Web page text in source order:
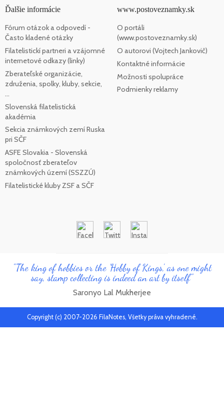
Ďalšie informácie
Fórum otázok a odpovedí -
Často kladené otázky
Filatelistickí partneri a vzájomné
internetové odkazy (linky)
Zberateľské organizácie,
združenia, spolky, kluby, sekcie,
...
Slovenská filatelistická
akadémia
Sekcia známkových zemí Ruska
pri SČF
ASFE Slovakia - Slovenská
spoločnosť zberateľov
známkových území (SSZZÚ)
Filatelistické kluby ZSF a SČF
www.postoveznamky.sk
O portáli
(www.postoveznamky.sk)
O autorovi (Vojtech Jankovič)
Kontaktné informácie
Možnosti spolupráce
Podmienky reklamy
"The king of hobbies or the 'Hobby of Kings', as one might
say, stamp collecting is indeed an art by itself"
Saronyo Lal Mukherjee
Copyright (c) 2007-2026 FilaNotes, Všetky práva vyhradené.